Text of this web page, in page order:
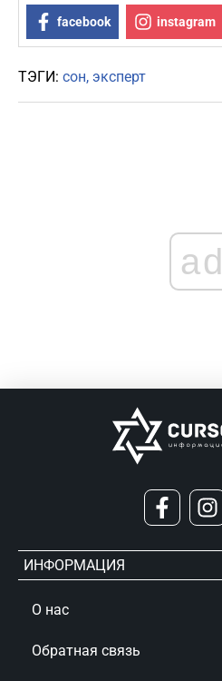
facebook instagram
ТЭГИ: сон эксперт
ad
ИНФОРМАЦИЯ
О нас
Обратная связь